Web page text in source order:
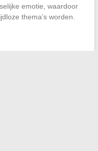
emotie, waardoor
thema’s worden.